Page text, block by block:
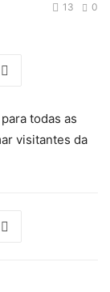
0
13
todas as
visitantes da